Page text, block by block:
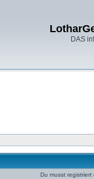
DAS
Du musst